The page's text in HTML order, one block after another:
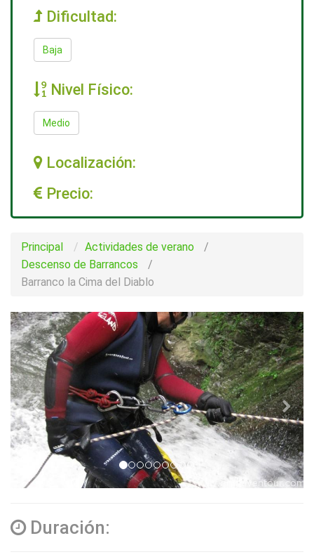
Dificultad:
Baja
Nivel Físico:
Medio
Localización:
Precio:
Principal Actividades de verano
/
Descenso de Barrancos
/
Barranco la Cima del Diablo
Duración: